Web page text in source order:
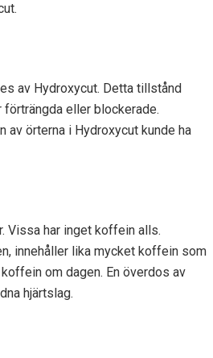
av Hydroxycut. Detta tillstånd
eller blockerade.
av örterna i Hydroxycut kunde ha
Vissa har inget koffein alls.
innehåller lika mycket koffein som
om dagen. En överdos av
hjärtslag.